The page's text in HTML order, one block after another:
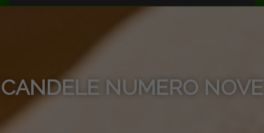
CANDELE NUMERO NOVE